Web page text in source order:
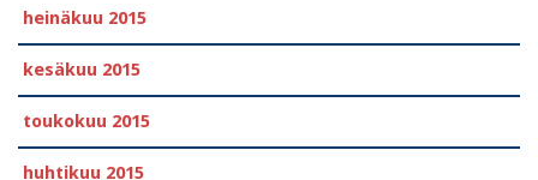
heinäkuu 2015
kesäkuu 2015
toukokuu 2015
huhtikuu 2015